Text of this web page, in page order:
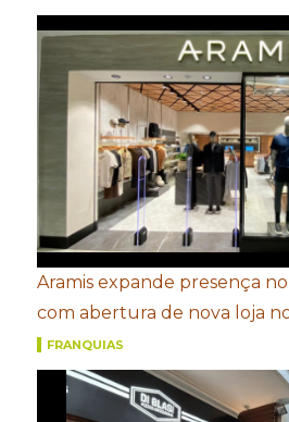
Aramis expande presença
com abertura de nova loja
FRANQUIAS